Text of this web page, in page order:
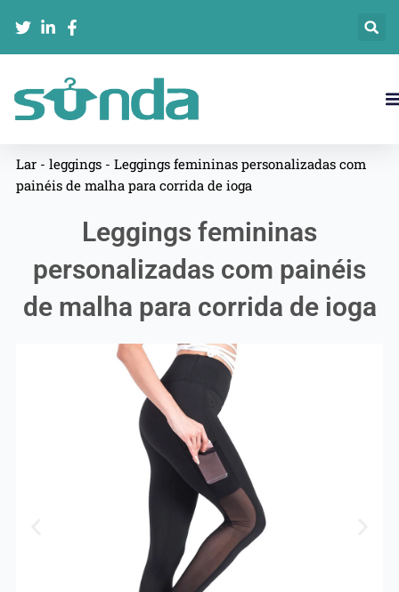
内
Lar- leggings- Leggings femininas personalizadas com
painéis de malha para corrida de ioga
Leggings femininas
personalizadas com painéis
de malha para corrida de ioga